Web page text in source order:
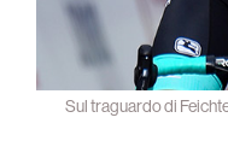
Sul traguardo di